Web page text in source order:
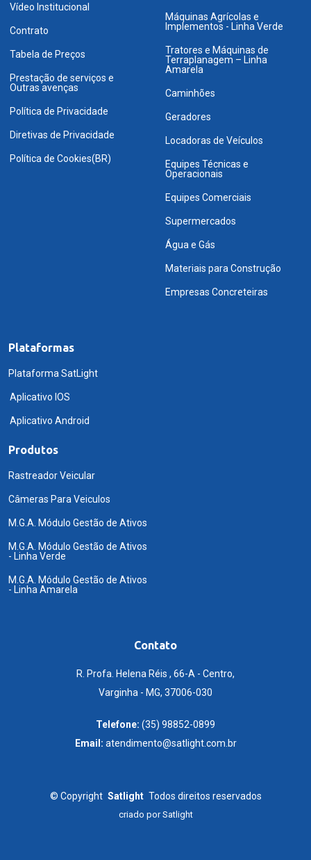
Vídeo Institucional
Contrato
Tabela de Preços
Prestação de serviços e
Outras avenças
Política de Privacidade
Diretivas de Privacidade
Política de Cookies(BR)
Máquinas Agrícolas e
Implementos - Linha Verde
Tratores e Máquinas de
Terraplanagem – Linha
Amarela
Caminhões
Geradores
Locadoras de Veículos
Equipes Técnicas e
Operacionais
Equipes Comerciais
Supermercados
Água e Gás
Materiais para Construção
Empresas Concreteiras
Plataformas
Plataforma SatLight
Aplicativo IOS
Aplicativo Android
Produtos
Rastreador Veicular
Câmeras Para Veiculos
M.G.A. Módulo Gestão de Ativos
M.G.A. Módulo Gestão de Ativos
- Linha Verde
M.G.A. Módulo Gestão de Ativos
- Linha Amarela
Contato
R. Profa. Helena Réis , 66-A - Centro,
Varginha - MG, 37006-030
Telefone: (35) 98852-0899
Email: atendimento@satlight.com.br
© Copyright Satlight Todos direitos reservados
criado porSatlight